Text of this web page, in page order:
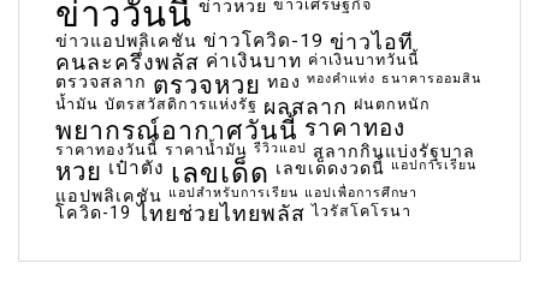
ข่าววันนี้ ข่าวหวย ข่าวเศรษฐกิจ
ข่าวแอปพลิเคชัน ข่าวโควิด-19 ข่าวไอที
คนละครึ่งพลัส ค่าเงินบาท ค่าเงินบาทวันนี้
ตรวจสลาก ตรวจหวย ทอง ทองคำแท่ง ธนาคารออมสิน
น้ำมัน บัตรสวัสดิการแห่งรัฐ ผลสลาก ฝนตกหนัก
พยากรณ์อากาศวันนี้ ราคาทอง
ราคาทองวันนี้ ราคาน้ำมัน รีวิวแอป สลากกินแบ่งรัฐบาล
หวย เป๋าตัง เลขเด็ด เลขเด็ดงวดนี้ แอปการเรียน
แอปพลิเคชัน แอปสำหรับการเรียน แอปเพื่อการศึกษา
โควิด-19 ไทยช่วยไทยพลัส ไวรัสโคโรนา